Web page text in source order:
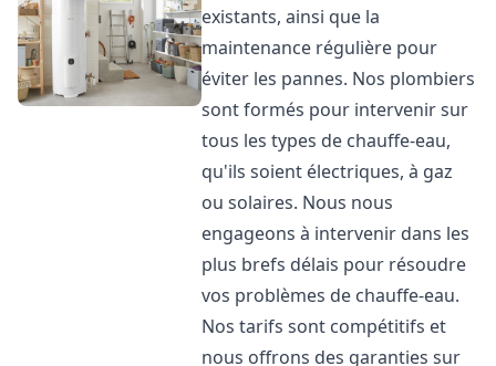
existants, ainsi que la
maintenance régulière pour
éviter les pannes. Nos plombiers
sont formés pour intervenir sur
tous les types de chauffe-eau,
qu'ils soient électriques, à gaz
ou solaires. Nous nous
engageons à intervenir dans les
plus brefs délais pour résoudre
vos problèmes de chauffe-eau.
Nos tarifs sont compétitifs et
nous offrons des garanties sur